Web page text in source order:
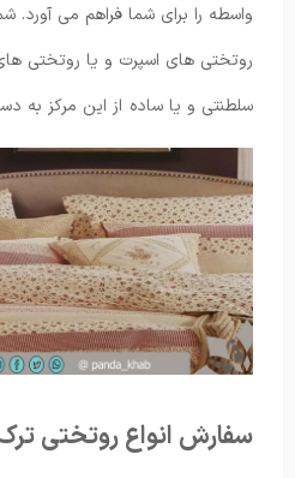
واسطه را برای شما فراهم می آورد.
روتختی های اسپرت و یا روتختی
سلطنتی و یا ساده از این مرکز به
سفارش انواع روتختی